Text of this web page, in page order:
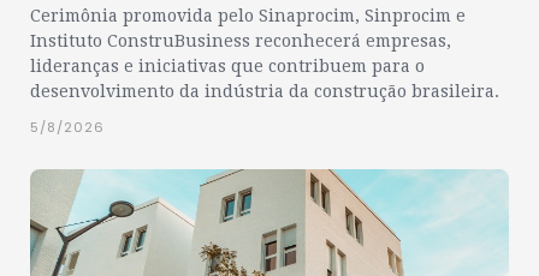
Cerimônia promovida pelo Sinaprocim, Sinprocim e
Instituto ConstruBusiness reconhecerá empresas,
lideranças e iniciativas que contribuem para o
desenvolvimento da indústria da construção brasileira.
5/8/2026